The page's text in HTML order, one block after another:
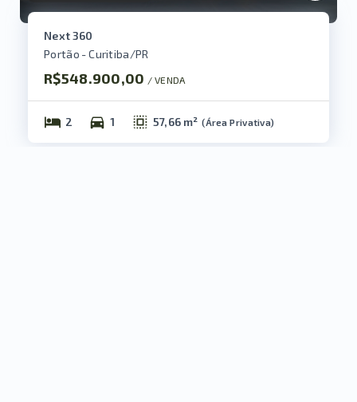
Next 360
Portão - Curitiba/PR
R$548.900,00 / VENDA
2 1 57,66 m² (Área Privativa)